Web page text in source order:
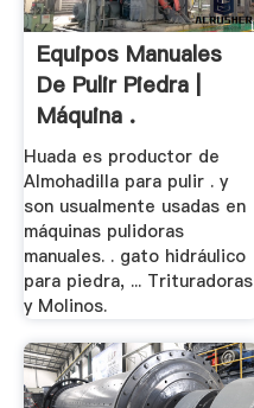
Equipos Manuales
De Pulir Piedra |
Máquina .
Huada es productor de
Almohadilla para pulir . y
son usualmente usadas en
máquinas pulidoras
manuales. . gato hidráulico
para piedra, ... Trituradoras
y Molinos.